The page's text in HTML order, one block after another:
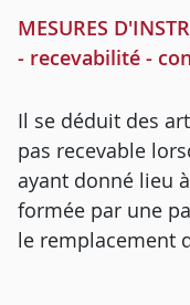
MESURES
- recevabilité -
Il se déduit des
pas recevable
ayant donné lieu
formée par une
le remplacement